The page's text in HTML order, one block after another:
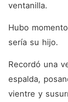
ventanilla.
Hubo
sería su hijo.
Recordó una
espalda,
vientre y